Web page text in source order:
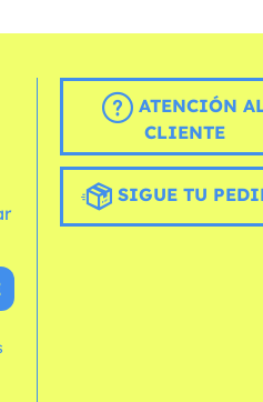
ATENCIÓN
CLIENTE
SIGUE TU